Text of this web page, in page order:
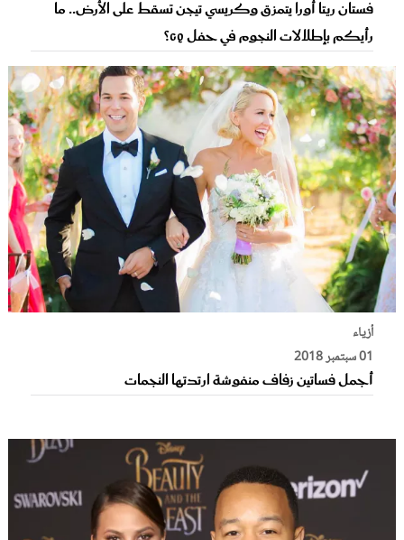
فستان ريتا أورا يتمزق وكريسي تيجن تسقط على الأرض.. ما
رأيكم بإطلالات النجوم في حفل GQ؟
أزياء
01 سبتمبر 2018
أجمل فساتين زفاف منفوشة ارتدتها النجمات